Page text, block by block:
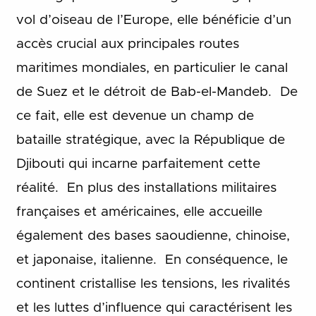
vol d’oiseau de l’Europe, elle bénéficie d’un
accès crucial aux principales routes
maritimes mondiales, en particulier le canal
de Suez et le détroit de Bab-el-Mandeb. De
ce fait, elle est devenue un champ de
bataille stratégique, avec la République de
Djibouti qui incarne parfaitement cette
réalité. En plus des installations militaires
françaises et américaines, elle accueille
également des bases saoudienne, chinoise,
et japonaise, italienne. En conséquence, le
continent cristallise les tensions, les rivalités
et les luttes d’influence qui caractérisent les